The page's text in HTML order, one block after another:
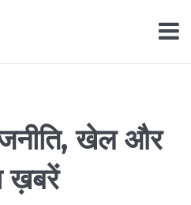
खेल और
ख़बरें